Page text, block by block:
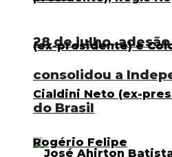
28 de julho,
consolidou a
do Brasil